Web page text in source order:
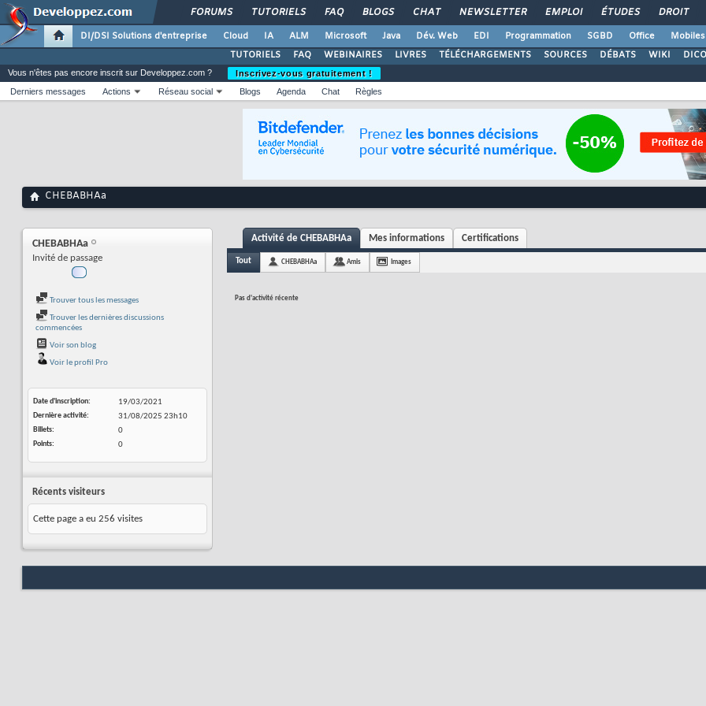
FORUMS TUTORIELS FAQ BLOGS CHAT NEWSLETTER EMPLOI ÉTUDES DROIT
DI/DSI Solutions d'entreprise Cloud IA ALM Microsoft Java Dév. Web EDI Programmation SGBD Office Mobiles
TUTORIELS
FAQ WEBINAIRES LIVRES TÉLÉCHARGEMENTS SOURCES DÉBATS WIKI DICO
Vous n'êtes pas encore inscrit sur Developpez.com ?
Inscrivez-vous gratuitement !
Derniers messages
Actions Réseau social Blogs Agenda Chat Règles
CHEBABHAa
CHEBABHAa
Invité de passage
Trouver tous les messages
Trouver les dernières discussions
commencées
Voir son blog
Voir le profil Pro
Date d'inscription
19/03/2021
Dernière activité
31/08/2025 23h10
Billets
0
Points
0
Récents visiteurs
Cette page a eu 256 visites
Activité de CHEBABHAa Mes informations Certifications
Tout CHEBABHAa Amis Images
Pas d'activité récente